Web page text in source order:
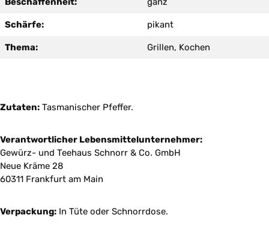
Schärfe: pikant
Thema: Grillen, Kochen
Zutaten: Tasmanischer Pfeffer.
Verantwortlicher Lebensmittelunternehmer:
Gewürz- und Teehaus Schnorr & Co. GmbH
Neue Kräme 28
60311 Frankfurt am Main
Verpackung: In Tüte oder Schnorrdose.